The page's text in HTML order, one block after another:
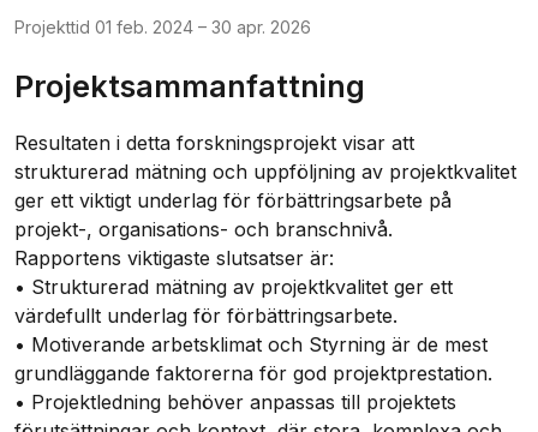
Projekttid 01 feb. 2024 – 30 apr. 2026
Projektsammanfattning
Resultaten i detta forskningsprojekt visar att
strukturerad mätning och uppföljning av projektkvalitet
ger ett viktigt underlag för förbättringsarbete på
projekt-, organisations- och branschnivå.
Rapportens viktigaste slutsatser är:
• Strukturerad mätning av projektkvalitet ger ett
värdefullt underlag för förbättringsarbete.
• Motiverande arbetsklimat och Styrning är de mest
grundläggande faktorerna för god projektprestation.
• Projektledning behöver anpassas till projektets